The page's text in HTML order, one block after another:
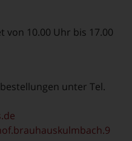
von 10.00 Uhr bis 17.00
unter Tel.